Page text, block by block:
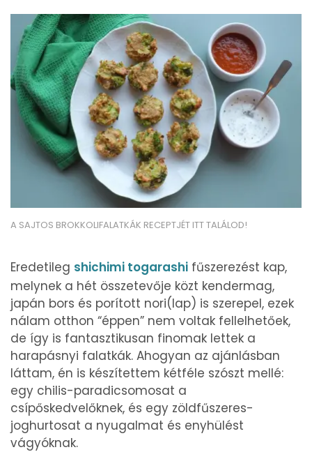
A SAJTOS BROKKOLIFALATKÁK RECEPTJÉT ITT TALÁLOD!
Eredetileg shichimi togarashi fűszerezést kap,
melynek a hét összetevője közt kendermag,
japán bors és porított nori(lap) is szerepel, ezek
nálam otthon “éppen” nem voltak fellelhetőek,
de így is fantasztikusan finomak lettek a
harapásnyi falatkák. Ahogyan az ajánlásban
láttam, én is készítettem kétféle szószt mellé:
egy chilis-paradicsomosat a
csípőskedvelőknek, és egy zöldfűszeres-
joghurtosat a nyugalmat és enyhülést
vágyóknak.